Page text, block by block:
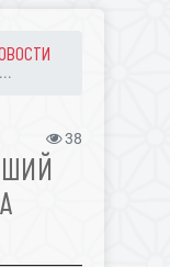
38